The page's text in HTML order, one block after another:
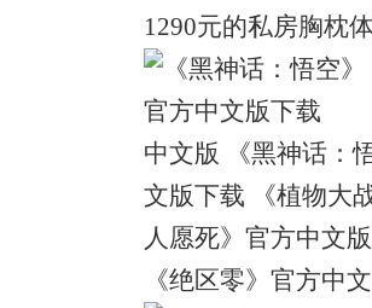
1290元的私房胸枕
中文版 《黑神话：
文版下载 《植物大
人愿死》官方中文
《绝区零》官方中